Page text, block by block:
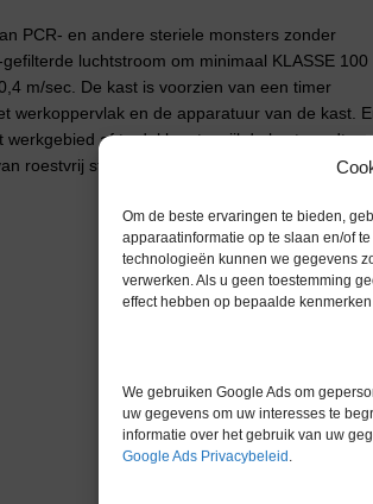
Om de beste ervaringen te bieden,
apparaatinformatie op te slaan en/of
technologieën kunnen we gegevens
verwerken. Als u geen toestemming
effect hebben op bepaalde kenmerken
We gebruiken Google Ads om
uw gegevens om uw interesses te
informatie over het gebruik van uw
Google Ads Privacybeleid .
PCR- en andere steriele monsters zonder
luchtstroom om minimaal KLASSE 100
m/sec. De kast is voorzien van een timer
werkoppervlak en de apparatuur van de kast.
af te dekken terwijl de kast wordt
roestvrij staal 316 voor eenvoudige reiniging.